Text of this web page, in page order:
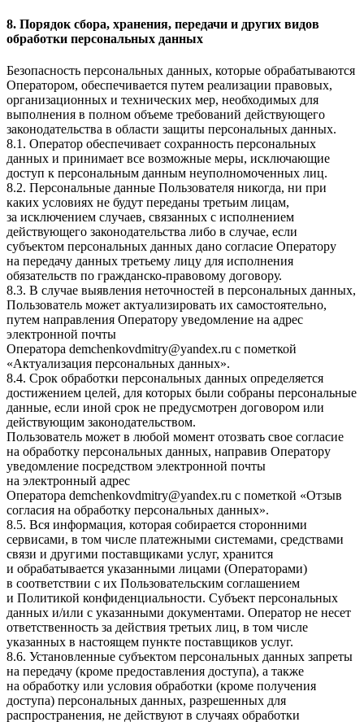
8. Порядок сбора, хранения, передачи и других видов
обработки персональных данных
Безопасность персональных данных, которые обрабатываются
Оператором, обеспечивается путем реализации правовых,
организационных и технических мер, необходимых для
выполнения в полном объеме требований действующего
законодательства в области защиты персональных данных.
8.1. Оператор обеспечивает сохранность персональных
данных и принимает все возможные меры, исключающие
доступ к персональным данным неуполномоченных лиц.
8.2. Персональные данные Пользователя никогда, ни при
каких условиях не будут переданы третьим лицам,
за исключением случаев, связанных с исполнением
действующего законодательства либо в случае, если
субъектом персональных данных дано согласие Оператору
на передачу данных третьему лицу для исполнения
обязательств по гражданско-правовому договору.
8.3. В случае выявления неточностей в персональных данных,
Пользователь может актуализировать их самостоятельно,
путем направления Оператору уведомление на адрес
электронной почты
Оператора demchenkovdmitry@yandex.ru с пометкой
«Актуализация персональных данных».
8.4. Срок обработки персональных данных определяется
достижением целей, для которых были собраны персональные
данные, если иной срок не предусмотрен договором или
действующим законодательством.
Пользователь может в любой момент отозвать свое согласие
на обработку персональных данных, направив Оператору
уведомление посредством электронной почты
на электронный адрес
Оператора demchenkovdmitry@yandex.ru с пометкой «Отзыв
согласия на обработку персональных данных».
8.5. Вся информация, которая собирается сторонними
сервисами, в том числе платежными системами, средствами
связи и другими поставщиками услуг, хранится
и обрабатывается указанными лицами (Операторами)
в соответствии с их Пользовательским соглашением
и Политикой конфиденциальности. Субъект персональных
данных и/или с указанными документами. Оператор не несет
ответственность за действия третьих лиц, в том числе
указанных в настоящем пункте поставщиков услуг.
8.6. Установленные субъектом персональных данных запреты
на передачу (кроме предоставления доступа), а также
на обработку или условия обработки (кроме получения
доступа) персональных данных, разрешенных для
распространения, не действуют в случаях обработки